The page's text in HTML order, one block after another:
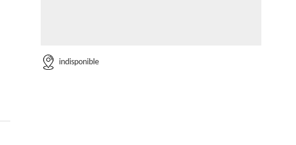
indisponible